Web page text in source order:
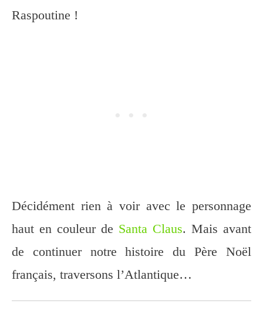
Raspoutine !
Décidément rien à voir avec le personnage
haut en couleur de Santa Claus. Mais avant
de continuer notre histoire du Père Noël
français, traversons l’Atlantique…